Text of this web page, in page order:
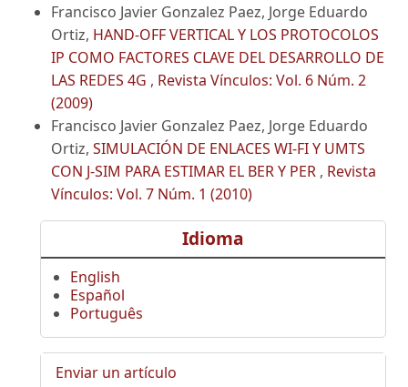
Francisco Javier Gonzalez Paez, Jorge Eduardo
Ortiz, HAND-OFF VERTICAL Y LOS PROTOCOLOS
IP COMO FACTORES CLAVE DEL DESARROLLO DE
LAS REDES 4G , Revista Vínculos: Vol. 6 Núm. 2
(2009)
Francisco Javier Gonzalez Paez, Jorge Eduardo
Ortiz, SIMULACIÓN DE ENLACES WI-FI Y UMTS
CON J-SIM PARA ESTIMAR EL BER Y PER , Revista
Vínculos: Vol. 7 Núm. 1 (2010)
Idioma
English
Español
Português
Enviar un artículo